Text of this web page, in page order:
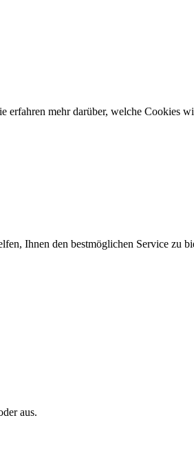
mehr darüber, welche Cookies
Ihnen den bestmöglichen Service zu
aus.